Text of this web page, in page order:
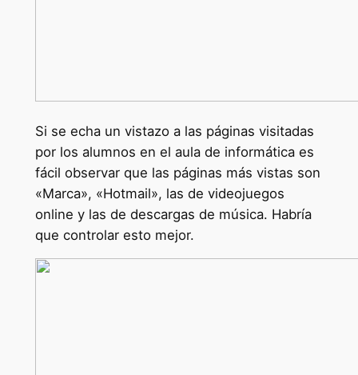
Si se echa un vistazo a las páginas visitadas
por los alumnos en el aula de informática es
fácil observar que las páginas más vistas son
«Marca», «Hotmail», las de videojuegos
online y las de descargas de música. Habría
que controlar esto mejor.